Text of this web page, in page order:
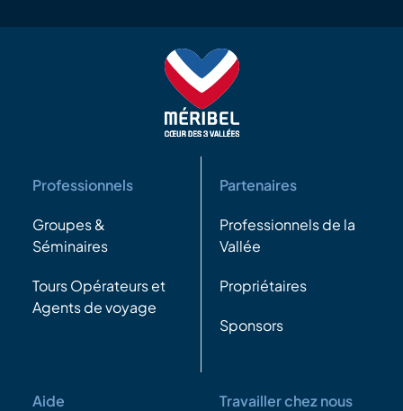
Professionnels
Groupes &
Séminaires
Tours Opérateurs et
Agents de voyage
Partenaires
Professionnels de la
Vallée
Propriétaires
Sponsors
Aide Travailler chez nous